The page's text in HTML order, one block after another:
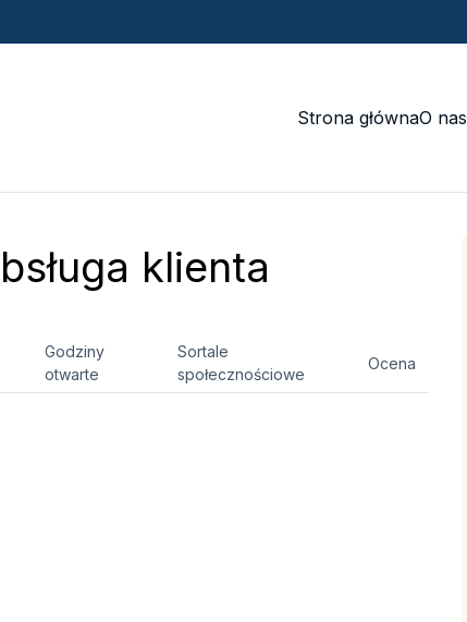
Strona głównaO nas
klienta
Godziny
otwarte
Sortale
społecznościowe
Ocena